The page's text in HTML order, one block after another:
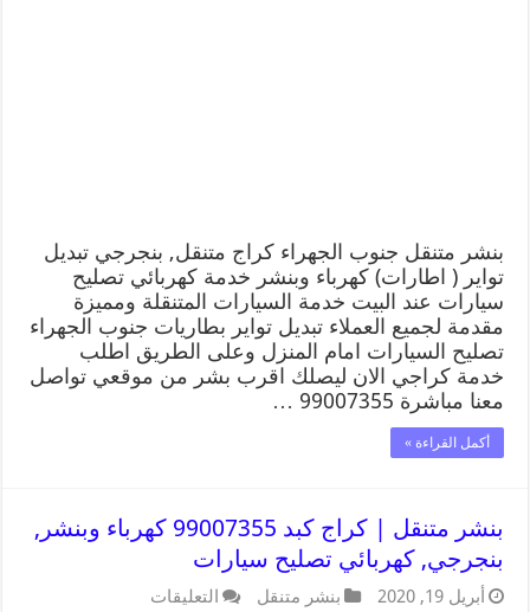
بنشر متنقل جنوب الجهراء كراج متنقل, بنجرجي تبديل
تواير ( اطارات) كهرباء وبنشر خدمة كهربائي تصليح
سيارات عند البيت خدمة السيارات المتنقلة ومميزة
مقدمة لجميع العملاء تبديل تواير بطاريات جنوب الجهراء
تصليح السيارات امام المنزل وعلى الطريق اطلب
خدمة كراجي الان ليصلك اقرب بشر من موقعي تواصل
معنا مباشرة 99007355 …
أكمل القراءة »
بنشر متنقل | كراج كبد 99007355 كهرباء وبنشر,
بنجرجي, كهربائي تصليح سيارات
أبريل 19, 2020 بنشر متنقل التعليقات